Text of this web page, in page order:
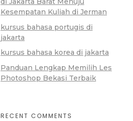
Kesempatan Kuliah di Jerman
kursus bahasa portugis di
jakarta
kursus bahasa korea di jakarta
Panduan Lengkap Memilih Les
Photoshop Bekasi Terbaik
RECENT COMMENTS